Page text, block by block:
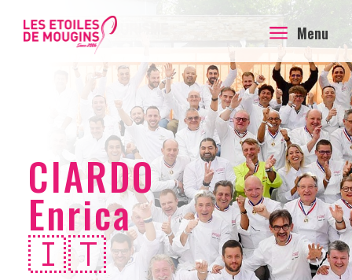
a Menu
CIARDO
Enrica
🇮🇹